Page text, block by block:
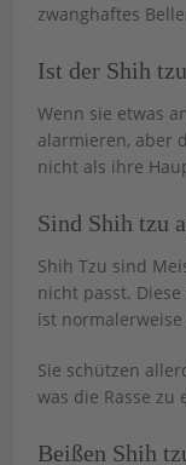
zwanghaftes
Ist der Shih
Wenn sie etwas
alarmieren, aber
nicht als ihre
Sind Shih tzu
Shih Tzu sind
nicht passt.
ist
Sie schützen
was die Rasse zu
Beißen Shih